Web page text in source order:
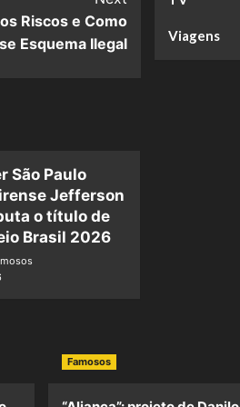
Riscos e Como
Esquema Ilegal
São Paulo
Jefferson
o título de
Brasil 2026
Viagens
Famosos